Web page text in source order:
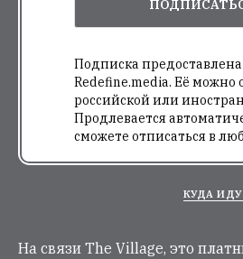
Подписка предоставлена
Redefine.media. Её можно
российской или
Продлевается
сможете отписаться в
КУДА
На связи The Village, это